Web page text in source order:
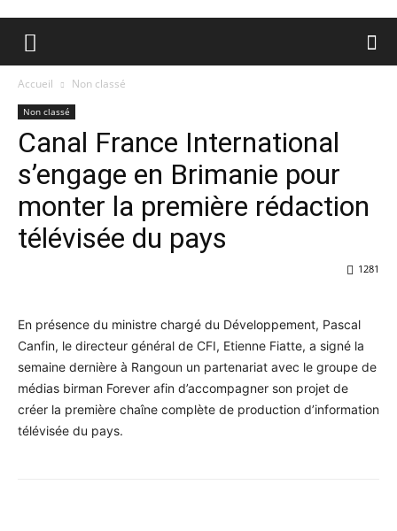
Accueil Non classé
Non classé
Canal France International
s’engage en Brimanie pour
monter la première rédaction
télévisée du pays
1281
En présence du ministre chargé du Développement, Pascal
Canfin, le directeur général de CFI, Etienne Fiatte, a signé la
semaine dernière à Rangoun un partenariat avec le groupe de
médias birman Forever afin d’accompagner son projet de
créer la première chaîne complète de production d’information
télévisée du pays.